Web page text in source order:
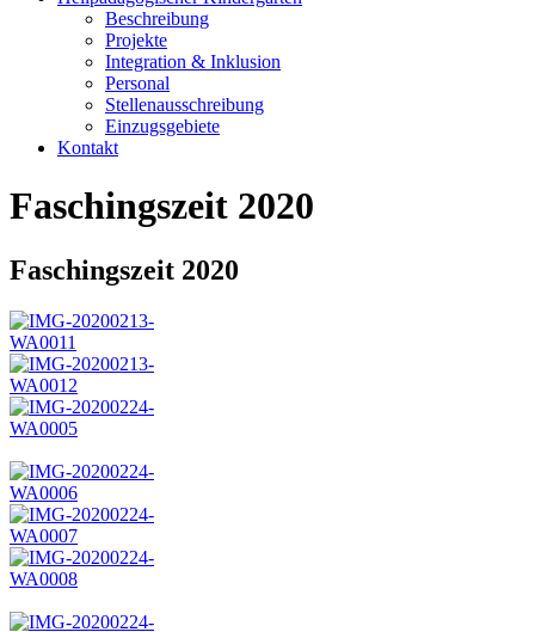
Beschreibung
Projekte
Integration & Inklusion
Personal
Stellenausschreibung
Einzugsgebiete
Kontakt
Faschingszeit 2020
Faschingszeit 2020